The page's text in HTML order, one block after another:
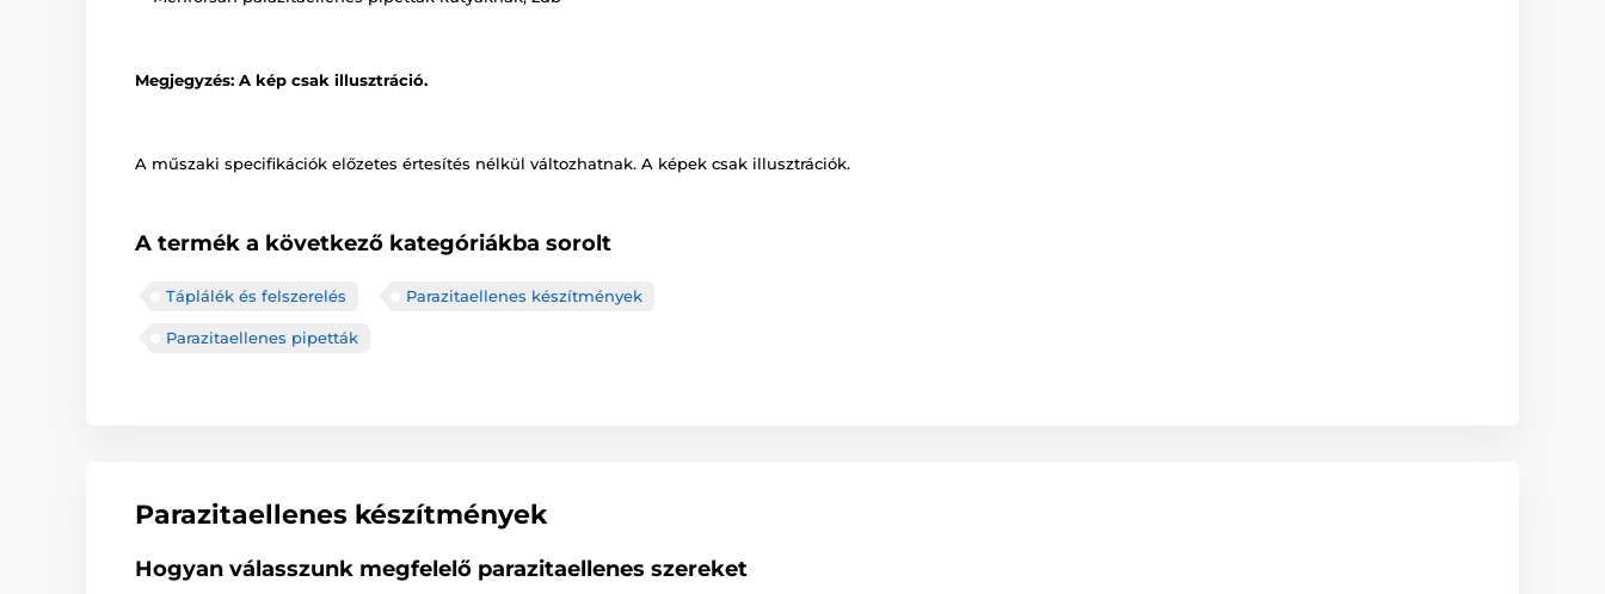
Megjegyzés: A kép csak illusztráció.
A műszaki specifikációk előzetes értesítés nélkül változhatnak. A képek csak illusztrációk.
A termék a következő kategóriákba sorolt
Táplálék és felszerelés Parazitaellenes készítmények
Parazitaellenes pipetták
Parazitaellenes készítmények
Hogyan válasszunk megfelelő parazitaellenes szereket